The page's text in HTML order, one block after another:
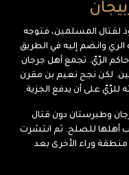
لقتال المسلمين، فتوجه
وانضم إليه في الطريق
الرّيّ. تجمع أهل جرجان
لكن نجح نعيم بن مقرن
للرّيّ على أن يدفع الجزية.
وطبرستان دون قتال
أهلها للصلح. ثم انتشرت
وراء الأخرى بعد